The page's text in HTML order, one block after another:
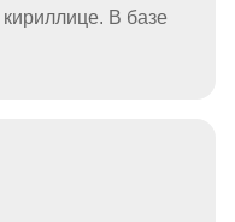
В базе